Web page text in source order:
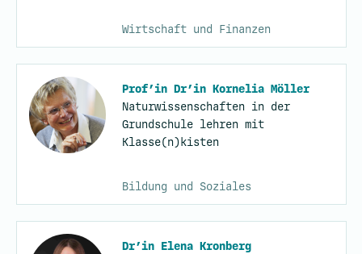
Wirtschaft und Finanzen
Prof’in Dr’in Kornelia Möller
Naturwissenschaften in der
Grundschule lehren mit
Klasse(n)kisten
Bildung und Soziales
Dr’in Elena Kronberg